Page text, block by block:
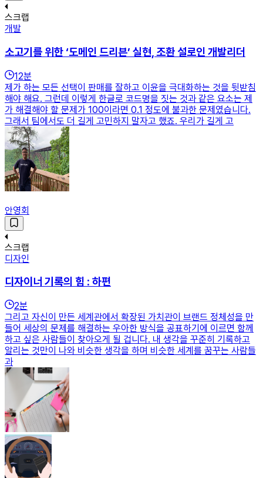
스크랩
개발
소고기를 위한 ‘도메인 드리븐’ 실현, 조환 설로인 개발리더
12분
제가 하는 모든 선택이 판매를 잘하고 이윤을 극대화하는 것을 뒷받침
해야 해요. 그런데 이렇게 한글로 코드명을 짓는 것과 같은 요소는 제
가 해결해야 할 문제가 100이라면 0.1 정도에 불과한 문제였습니다.
그래서 팀에서도 더 길게 고민하지 말자고 했죠. 우리가 길게 고
안영회
스크랩
디자인
디자이너 기록의 힘 : 하편
2분
그리고 자신이 만든 세계관에서 확장된 가치관이 브랜드 정체성을 만
들어 세상의 문제를 해결하는 우아한 방식을 공표하기에 이르면 함께
하고 싶은 사람들이 찾아오게 될 겁니다. 내 생각을 꾸준히 기록하고
알리는 것만이 나와 비슷한 생각을 하며 비슷한 세계를 꿈꾸는 사람들
과